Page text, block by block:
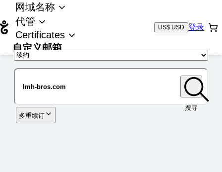
网域名称
代管
Certificates
自定义邮箱
US$ USD 登录
搜寻
多重续订